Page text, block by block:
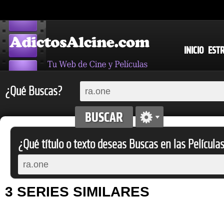
INICIO
¿Qué Buscas?
¿Qué título o texto deseas Buscas en las
3 SERIES SIMILARES